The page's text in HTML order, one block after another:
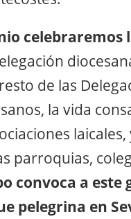
celebraremos
de las
la vida
laicales,
parroquias,
convoca a este
pelegrina en